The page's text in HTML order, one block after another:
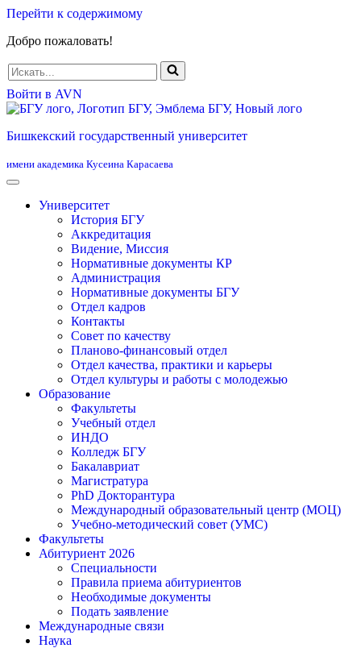
Перейти к содержимому
Добро пожаловать!
Искать...
Войти в AVN
Бишкекский государственный университет
имени академика Кусеина Карасаева
Университет
История БГУ
Аккредитация
Видение, Миссия
Нормативные документы КР
Администрация
Нормативные документы БГУ
Отдел кадров
Контакты
Совет по качеству
Планово-финансовый отдел
Отдел качества, практики и карьеры
Отдел культуры и работы с молодежью
Образование
Факультеты
Учебный отдел
ИНДО
Колледж БГУ
Бакалавриат
Магистратура
PhD Докторантура
Международный образовательный центр (МОЦ)
Учебно-методический совет (УМС)
Факультеты
Абитуриент 2026
Специальности
Правила приема абитуриентов
Необходимые документы
Подать заявление
Международные связи
Наука